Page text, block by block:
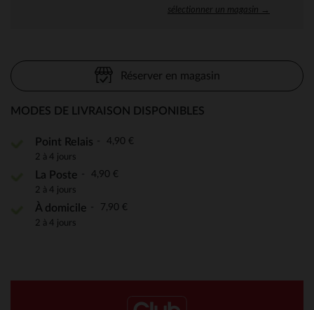
sélectionner un magasin →
Réserver en magasin
MODES DE LIVRAISON DISPONIBLES
Point Relais 4,90 €
2 à 4 jours
La Poste 4,90 €
2 à 4 jours
À domicile 7,90 €
2 à 4 jours